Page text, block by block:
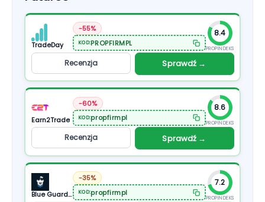
TradeDay
-55%
KOD:PROPFIRMPL
8.4
PROPINDEKS
Recenzja Sprawdź →
Earn2Trade
-60%
KOD:propfirmpl
8.6
PROPINDEKS
Recenzja Sprawdź →
Blue Guardian Futures
-35%
KOD:propfirmpl
7.2
PROPINDEKS